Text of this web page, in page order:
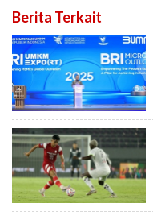
Berita Terkait